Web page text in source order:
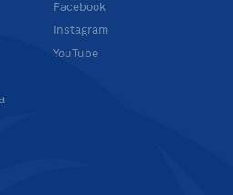
Facebook
Instagram
YouTube